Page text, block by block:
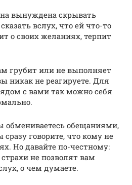
вынуждена скрывать
вслух, что ей что-то
о своих желаниях, терпит
грубит или не выполняет
никак не реагируете. Для
с вами так можно себя
обмениваетесь обещаниями,
говорите, что кому не
Но давайте по-честному:
не позволят вам
о чем думаете.